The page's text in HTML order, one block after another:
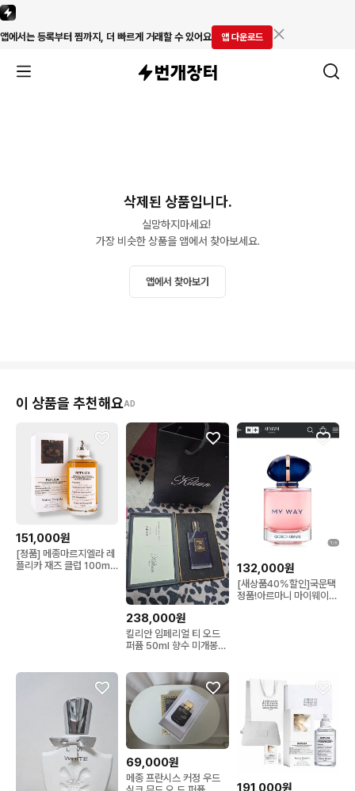
앱에서는 등록부터 찜까지, 더 빠르게 거래할 수 있어요 앱 다운로드
삭제된 상품입니다.
실망하지마세요!
가장 비슷한 상품을 앱에서 찾아보세요.
앱에서 찾아보기
이 상품을 추천해요AD
151,000원
[정품] 메종마르지엘라 레
플리카 재즈 클럽 100ml
238,000원
킬리안 임페리얼 티 오드
퍼퓸 50ml 향수 미개봉
132,000원
[새상품40%할인]국문택
정품!아르마니 마이웨이
69,000원
메종 프란시스 커정 우드
191,000원